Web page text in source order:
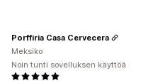
Porffiria Casa Cervecera
Meksiko
Noin tunti sovelluksen käyttöä